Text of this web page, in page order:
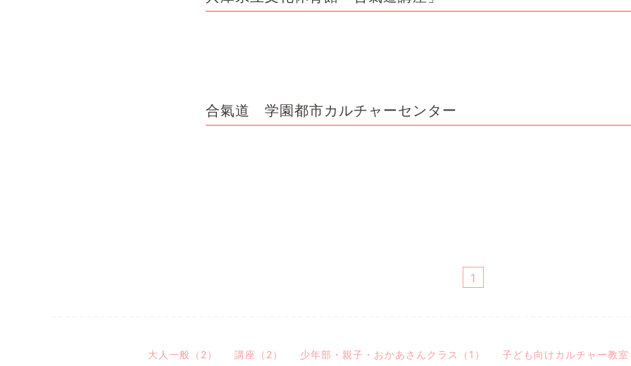
合氣道 学園都市カルチャーセンター
1
大人一般（2） 講座（2） 少年部・親子・おかあさんクラス（1） 子ども向けカルチャー教室